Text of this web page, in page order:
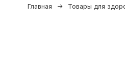
Главная Товары для